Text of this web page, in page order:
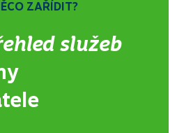
ZAŘÍDIT?
služeb